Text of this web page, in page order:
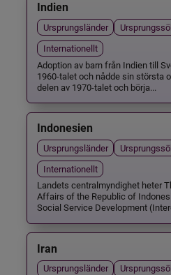
Indien
Ursprungsländer
Internationellt
Adoption av barn från Indien till
1960-talet och nådde sin största
delen av 1970-talet och börja...
Indonesien
Ursprungsländer
Internationellt
Landets centralmyndighet heter
Affairs of the Republic of
Social Service Development
Iran
Ursprungsländer